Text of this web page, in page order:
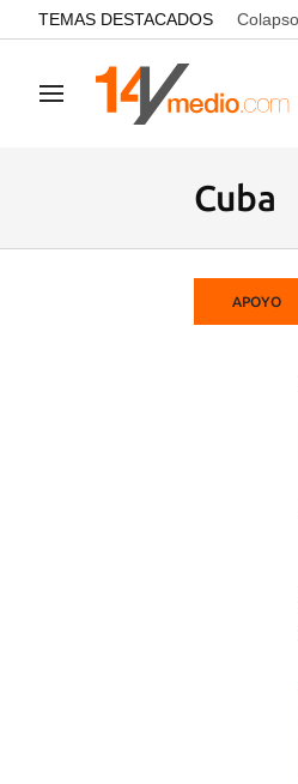
common.go-to-content
TEMAS DESTACADOS
Navegación
Cuba
APOYO